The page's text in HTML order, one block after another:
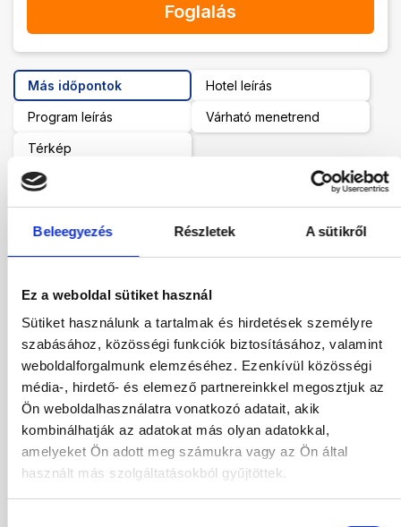
Beleegyezés Részletek A sütikről
Ez a weboldal sütiket használ
Sütiket használunk a tartalmak és hirdetések személyre
szabásához, közösségi funkciók biztosításához, valamint
weboldalforgalmunk elemzéséhez. Ezenkívül közösségi
média-, hirdető- és elemező partnereinkkel megosztjuk az
Ön weboldalhasználatra vonatkozó adatait, akik
kombinálhatják az adatokat más olyan adatokkal,
amelyeket Ön adott meg számukra vagy az Ön által
használt más szolgáltatásokból gyűjtöttek.
Foglalás
Más időpontok Hotel leírás
Program leírás Várható menetrend
Térkép
Indulás helye:
Budapest
Tartózkodási idő:
Ellátás
All inclusive
Szoba
Válasszon szobá
Utasok
2 / 0
Aug Sze Okt Nov